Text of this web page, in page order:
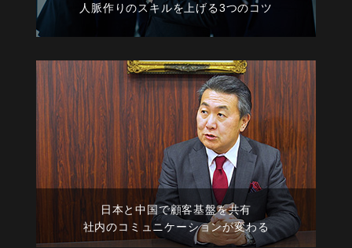
人脈作りのスキルを上げる3つのコツ
日本と中国で顧客基盤を共有
社内のコミュニケーションが変わる